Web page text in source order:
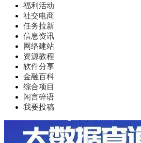
福利活动
社交电商
任务拉新
信息资讯
网络建站
资源教程
软件分享
金融百科
综合项目
闲言碎语
我要投稿